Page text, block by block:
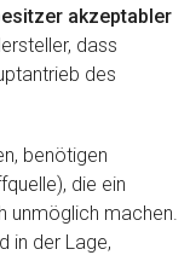
akzeptabler
dass
des
benötigen
die ein
unmöglich machen.
in der Lage,